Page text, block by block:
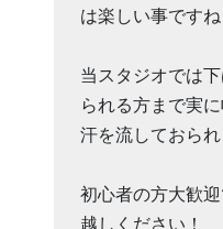
は楽しい事ですね
当スタジオでは
られる方まで実
汗を流しておられ
初心者の方大歓
越しください！